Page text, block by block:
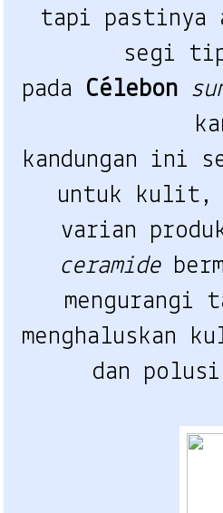
tapi pastinya
segi
pada Célebon
kandungan ini
untuk kulit,
varian
ceramide
mengurangi
menghaluskan
dan